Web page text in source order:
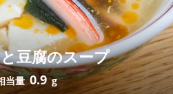
豆腐のスープ
当量0.9 g